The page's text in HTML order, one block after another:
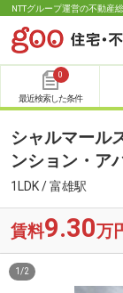
NTTグループ運営の不動産
0
最近検索した条件
シャルマール
ンション・ア
1LDK / 富雄駅
賃料9.30万
1 /2